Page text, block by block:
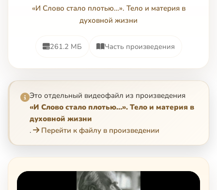
«И Слово стало плотью…». Тело и материя в
духовной жизни
261.2 МБ Часть произведения
Это отдельный видеофайл из произведения
«И Слово стало плотью…». Тело и материя в
духовной жизни
.
Перейти к файлу в произведении